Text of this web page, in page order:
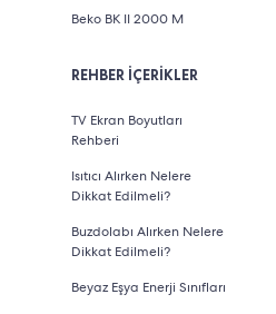
Beko BK II 2000 M
REHBER İÇERİKLER
TV Ekran Boyutları
Rehberi
Isıtıcı Alırken Nelere
Dikkat Edilmeli?
Buzdolabı Alırken Nelere
Dikkat Edilmeli?
Beyaz Eşya Enerji Sınıfları